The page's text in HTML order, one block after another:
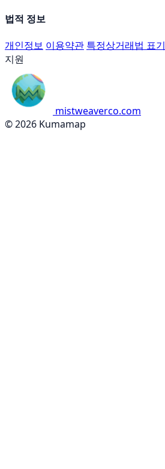
법적 정보
개인정보 이용약관 특정상거래법 표기
지원
mistweaverco.com
© 2026 Kumamap